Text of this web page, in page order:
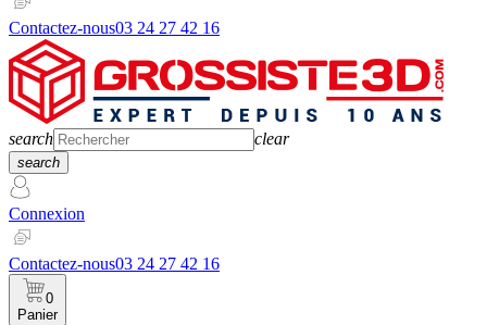
Contactez-nous03 24 27 42 16
search clear
search
Connexion
Contactez-nous03 24 27 42 16
0
Panier